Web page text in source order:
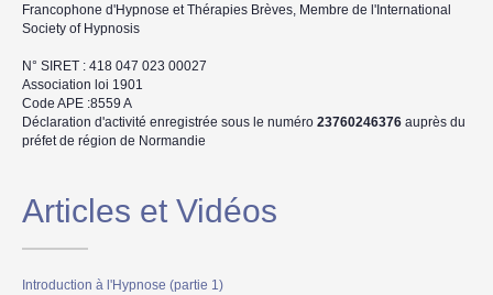
Francophone d'Hypnose et Thérapies Brèves, Membre de l'International
Society of Hypnosis
N° SIRET : 418 047 023 00027
Association loi 1901
Code APE :8559 A
Déclaration d'activité enregistrée sous le numéro 23760246376 auprès du
préfet de région de Normandie
Articles et Vidéos
Introduction à l'Hypnose (partie 1)